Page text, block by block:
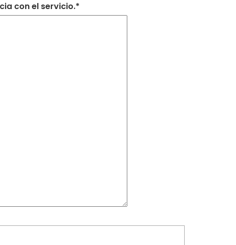
con el servicio.*